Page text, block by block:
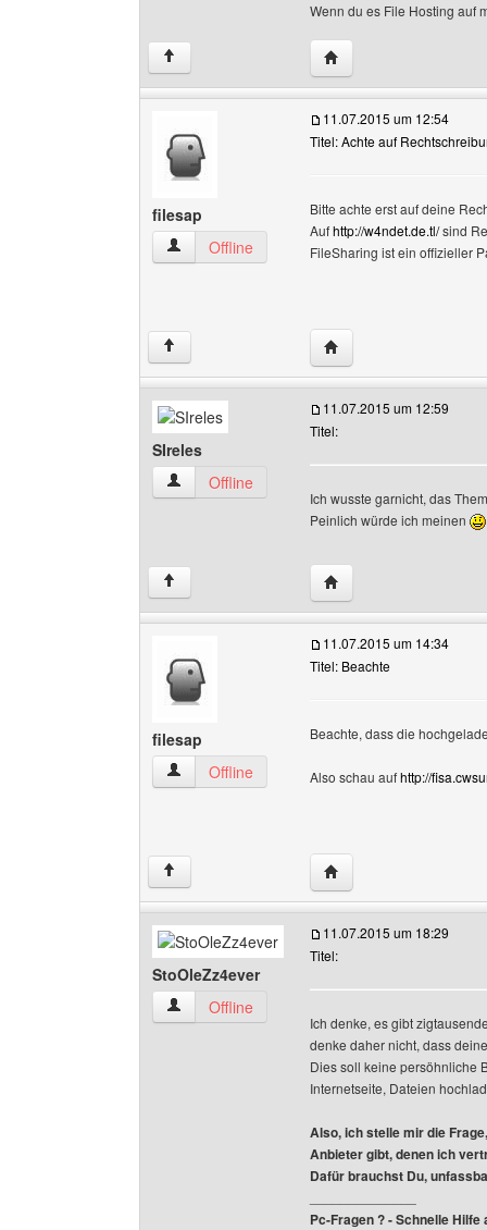
Wenn du es File Hosting auf
↑ Website dieses
filesap
filesap Benutzer-Profile anzeigen
Offline
11.07.2015 um 12:54
Titel: Achte auf
Bitte achte erst auf deine
Aufhttp://w4ndet.de.tl/sind
FileSharing ist ein offizieller
↑ Website dieses
SIreles
SIreles Benutzer-Profile anzeigen
Offline
11.07.2015 um 12:59
Titel:
Ich wusste garnicht, das
Peinlich würde ich meinen
↑ Website dieses
filesap
filesap Benutzer-Profile anzeigen
Offline
11.07.2015 um 14:34
Titel: Beachte
Beachte, dass die
Also schau aufhttp://
↑ Website dieses
StoOleZz4ever
StoOleZz4ever Benutzer-Profile anzeigen
Offline
11.07.2015 um 18:29
Titel:
Ich denke, es gibt
denke daher nicht, dass
Dies soll keine persöhnliche
Internetseite, Dateien
Also, ich stelle mir die
Anbieter gibt, denen ich
Dafür brauchst Du,
Pc-Fragen ? - Schnelle Hilfe